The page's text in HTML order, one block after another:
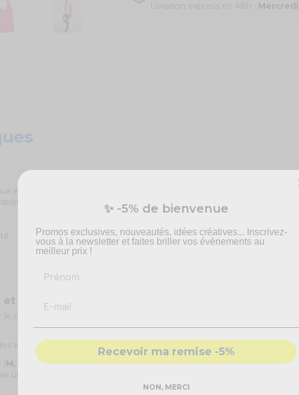
Livraison express en 48h :
Visibilité
confort tout en garantissant une
emmanchures et du col, ainsi qu'un double piqûre au bas,
(M, XL, 8 ans, et 16 ans), elle est parfaitement adaptée à tous les
un style dynamique et moderne.
emmanchures et col
✨ -5% de bienvenue
Promos exclusives, nouveautés, idées créatives... Inscrivez-
vous à la newsletter et faites briller vos évènements au
meilleur prix !
Prénom
Recevoir ma remise -5%
NON, MERCI